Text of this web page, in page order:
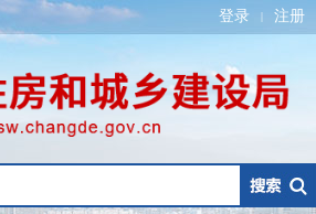
登录 | 注册